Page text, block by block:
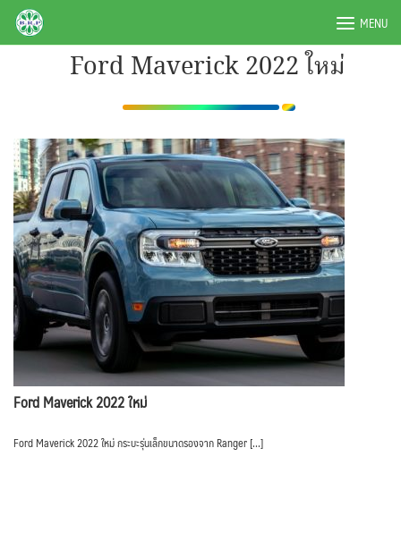
SkipBRPAUTO.COM MENU
Ford Maverick 2022 ใหม่
Ford Maverick 2022 ใหม่
Ford Maverick 2022 ใหม่ กระบะรุ่นเล็กขนาดรองจาก Ranger […]